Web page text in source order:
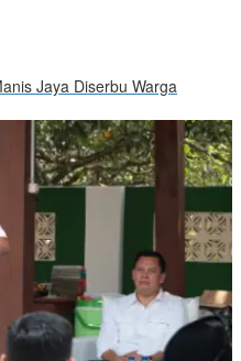
Jaya Diserbu Warga